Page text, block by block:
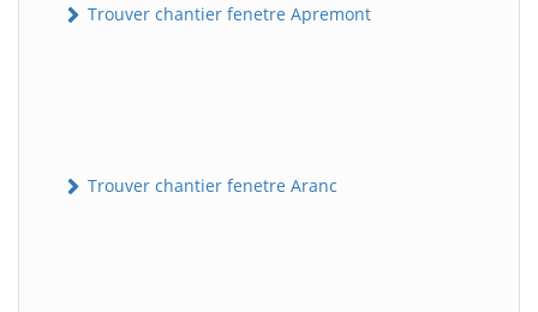
Trouver chantier fenetre Apremont
Trouver chantier fenetre Aranc